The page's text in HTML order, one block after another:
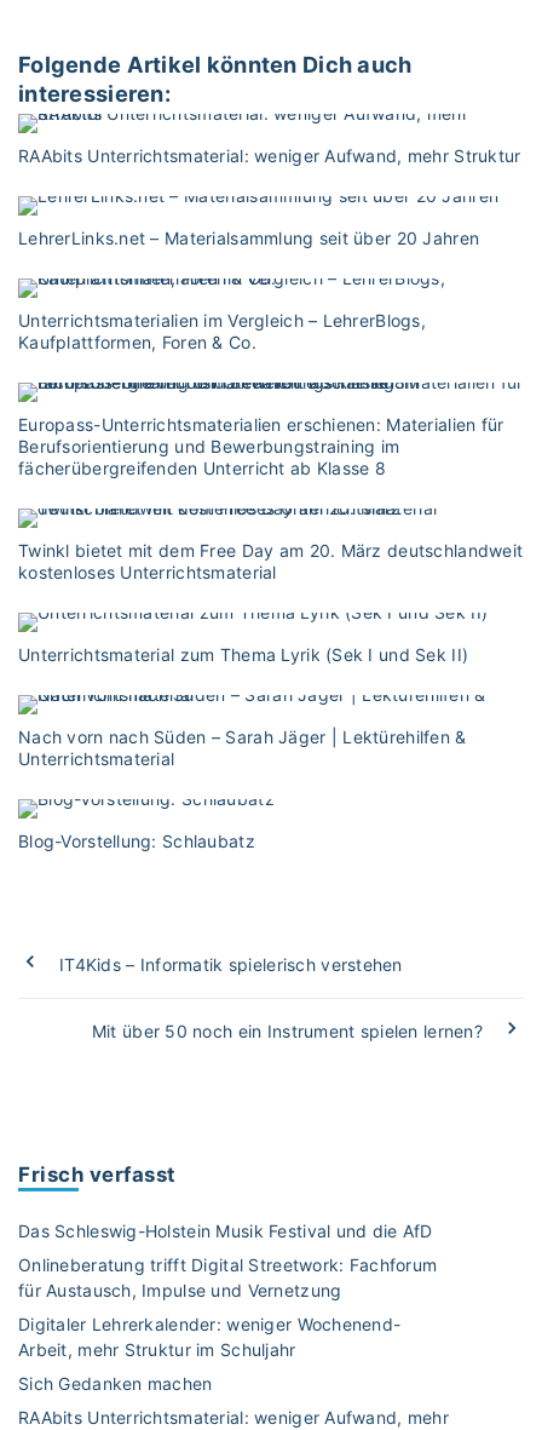
Folgende Artikel könnten Dich auch
interessieren:
RAAbits Unterrichtsmaterial: weniger Aufwand, mehr Struktur
LehrerLinks.net – Materialsammlung seit über 20 Jahren
Unterrichtsmaterialien im Vergleich – LehrerBlogs,
Kaufplattformen, Foren & Co.
Europass-Unterrichtsmaterialien erschienen: Materialien für
Berufsorientierung und Bewerbungstraining im
fächerübergreifenden Unterricht ab Klasse 8
Twinkl bietet mit dem Free Day am 20. März deutschlandweit
kostenloses Unterrichtsmaterial
Unterrichtsmaterial zum Thema Lyrik (Sek I und Sek II)
Nach vorn nach Süden – Sarah Jäger | Lektürehilfen &
Unterrichtsmaterial
Blog-Vorstellung: Schlaubatz
IT4Kids – Informatik spielerisch verstehen
Mit über 50 noch ein Instrument spielen lernen?
Frisch verfasst
Das Schleswig-Holstein Musik Festival und die AfD
Onlineberatung trifft Digital Streetwork: Fachforum
für Austausch, Impulse und Vernetzung
Digitaler Lehrerkalender: weniger Wochenend-
Arbeit, mehr Struktur im Schuljahr
Sich Gedanken machen
RAAbits Unterrichtsmaterial: weniger Aufwand, mehr